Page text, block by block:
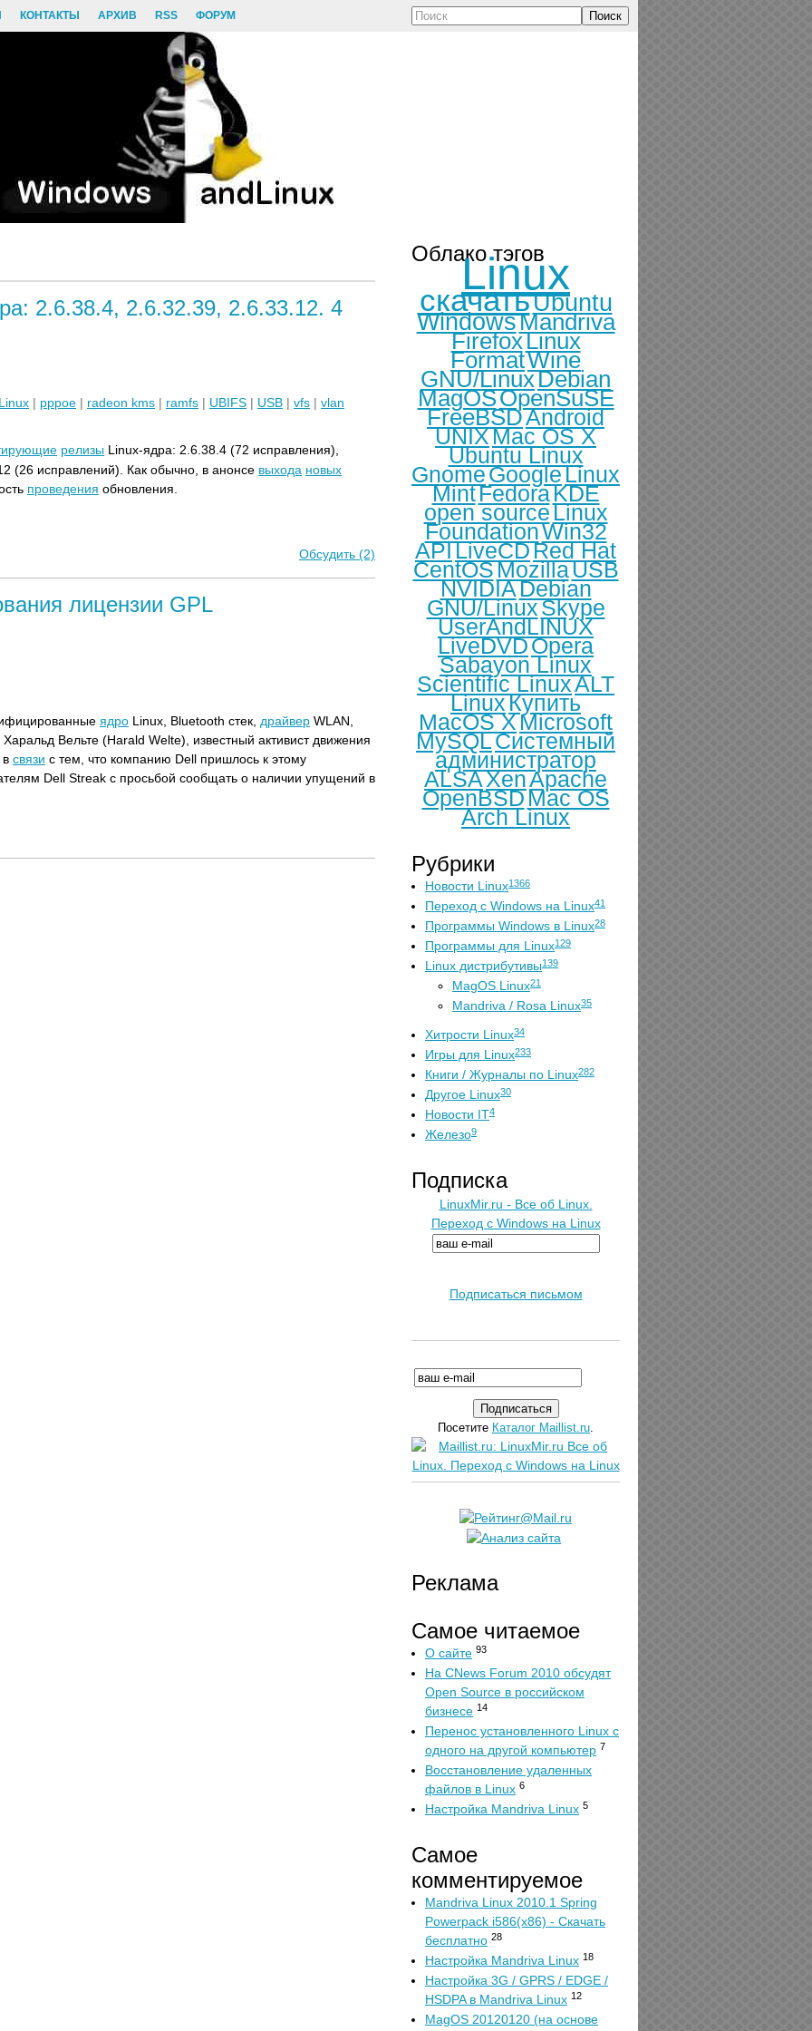
КОНТАКТЫ АРХИВ RSS ФОРУМ Поиск
2.6.38.4, 2.6.32.39, 2.6.33.12. 4
Linux | pppoe | radeon kms | ramfs | UBIFS | USB | vfs | vlan
релизы Linux-ядра: 2.6.38.4 (72 исправления),
(26 исправлений). Как обычно, в анонсе выхода новых
проведения обновления.
Обсудить (2)
лицензии GPL
ядро Linux, Bluetooth стек, драйвер WLAN,
Харальд Вельте (Harald Welte), известный активист движения
связи с тем, что компанию Dell пришлось к этому
Dell Streak с просьбой сообщать о наличии упущений в
Облако тэгов
Linux
скачатьUbuntu
WindowsMandriva
FirefoxLinux
FormatWine
GNU/LinuxDebian
MagOSOpenSuSE
FreeBSDAndroid
UNIXMac OS X
Ubuntu Linux
GnomeGoogleLinux
MintFedoraKDE
open sourceLinux
FoundationWin32
APILiveCDRed Hat
CentOSMozillaUSB
NVIDIADebian
GNU/LinuxSkype
UserAndLINUX
LiveDVDOpera
Sabayon Linux
Scientific LinuxALT
LinuxКупить
MacOS XMicrosoft
MySQLСистемный
администратор
ALSAXenApache
OpenBSD Mac OS
Arch Linux
Рубрики
Новости Linux1366
Переход с Windows на Linux41
Программы Windows в Linux28
Программы для Linux129
Linux дистрибутивы139
MagOS Linux21
Mandriva / Rosa Linux35
Хитрости Linux34
Игры для Linux233
Книги / Журналы по Linux282
Другое Linux30
Новости IT4
Железо9
Подписка
LinuxMir.ru - Все об Linux.
Переход с Windows на Linux
Подписаться письмом
Посетите Каталог Maillist.ru.
Реклама
Самое читаемое
О сайте 93
На CNews Forum 2010 обсудят
Open Source в российском
бизнесе 14
Перенос установленного Linux с
одного на другой компьютер 7
Восстановление удаленных
файлов в Linux 6
Настройка Mandriva Linux 5
Самое
комментируемое
Mandriva Linux 2010.1 Spring
Powerpack i586(x86) - Скачать
бесплатно 28
Настройка Mandriva Linux 18
Настройка 3G / GPRS / EDGE /
HSDPA в Mandriva Linux 12
MagOS 20120120 (на основе